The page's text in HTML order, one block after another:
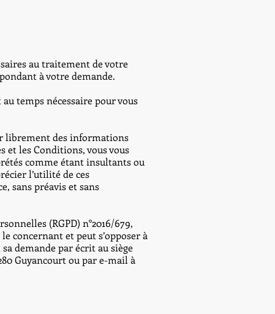
au traitement de votre
à votre demande.
temps nécessaire pour vous
librement des informations
et les Conditions, vous vous
comme étant insultants ou
l’utilité de ces
sans préavis et sans
(RGPD) n°2016/679,
concernant et peut s’opposer à
demande par écrit au siège
Guyancourt ou par e-mail à